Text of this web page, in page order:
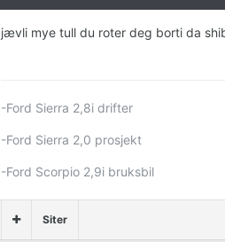
jævli mye tull du roter deg borti da
Siter
-Ford Sierra 2,8i drifter
-Ford Sierra 2,0 prosjekt
-Ford Scorpio 2,9i bruksbil